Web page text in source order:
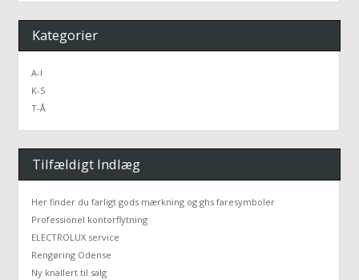
Kategorier
A-I
K-S
T-Å
Tilfældigt Indlæg
Her finder du farligt gods mærkning og ghs faresymboler
Professionel kontorflytning
ELECTROLUX service
Rengøring Odense
Ny knallert til salg